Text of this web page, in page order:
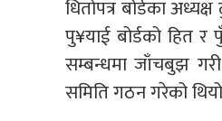
धितोपत्र बोर्डका
पु¥याई बोर्डको हित
सम्बन्धमा जाँचबुझ
समिति गठन गरेको